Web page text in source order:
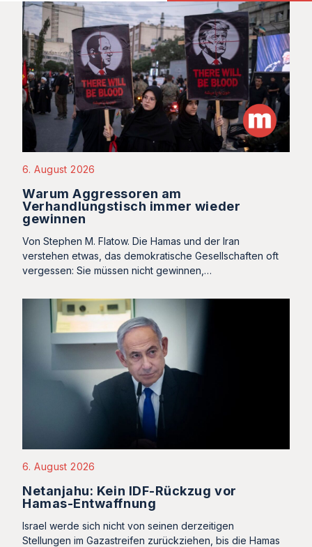
6. August 2026
Warum Aggressoren am
Verhandlungstisch immer wieder
gewinnen
Von Stephen M. Flatow. Die Hamas und der Iran
verstehen etwas, das demokratische Gesellschaften oft
vergessen: Sie müssen nicht gewinnen,…
6. August 2026
Netanjahu: Kein IDF-Rückzug vor
Hamas-Entwaffnung
Israel werde sich nicht von seinen derzeitigen
Stellungen im Gazastreifen zurückziehen, bis die Hamas